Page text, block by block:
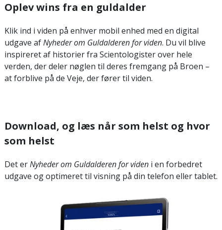
Oplev wins fra en guldalder
Klik ind i viden på enhver mobil enhed med en digital
udgave afNyheder om Guldalderen for viden. Du vil blive
inspireret af historier fra Scientologister over hele
verden, der deler nøglen til deres fremgang på Broen –
at forblive på de Veje, der fører til viden.
Download, og læs når som helst og hvor
som helst
Det erNyheder om Guldalderen for viden i en forbedret
udgave og optimeret til visning på din telefon eller tablet.